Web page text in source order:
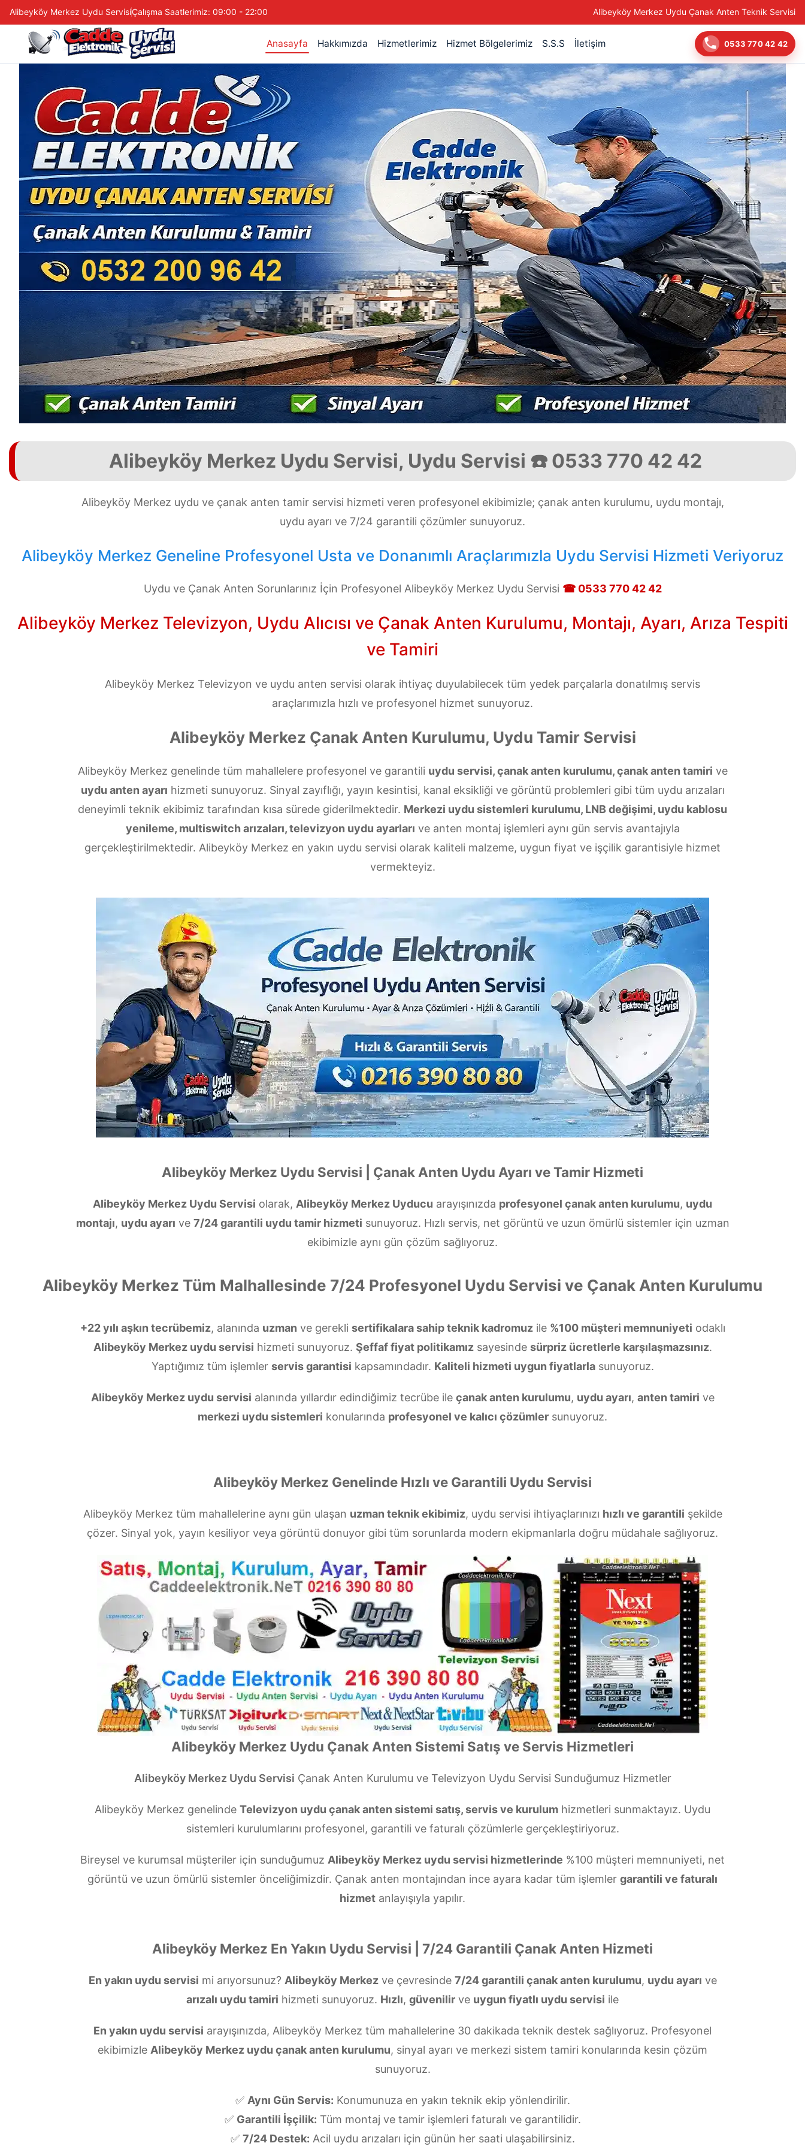
Alibeyköy Merkez Uydu ServisiÇalışma Saatlerimiz: 09:00 - 22:00 Alibeyköy Merkez Uydu Çanak Anten Teknik Servisi
Anasayfa Hakkımızda Hizmetlerimiz Hizmet Bölgelerimiz S.S.S İletişim 0533 770 42 42
Alibeyköy Merkez Uydu Servisi, Uydu Servisi ☎️ 0533 770 42 42
Alibeyköy Merkez uydu ve çanak anten tamir servisi hizmeti veren profesyonel ekibimizle; çanak anten kurulumu, uydu montajı,
uydu ayarı ve 7/24 garantili çözümler sunuyoruz.
Alibeyköy Merkez Geneline Profesyonel Usta ve Donanımlı Araçlarımızla Uydu Servisi Hizmeti Veriyoruz
Uydu ve Çanak Anten Sorunlarınız İçin Profesyonel Alibeyköy Merkez Uydu Servisi ☎ 0533 770 42 42
Alibeyköy Merkez Televizyon, Uydu Alıcısı ve Çanak Anten Kurulumu, Montajı, Ayarı, Arıza Tespiti
ve Tamiri
Alibeyköy Merkez Televizyon ve uydu anten servisi olarak ihtiyaç duyulabilecek tüm yedek parçalarla donatılmış servis
araçlarımızla hızlı ve profesyonel hizmet sunuyoruz.
Alibeyköy Merkez Çanak Anten Kurulumu, Uydu Tamir Servisi
Alibeyköy Merkez genelinde tüm mahallelere profesyonel ve garantili uydu servisi, çanak anten kurulumu, çanak anten tamiri ve
uydu anten ayarı hizmeti sunuyoruz. Sinyal zayıflığı, yayın kesintisi, kanal eksikliği ve görüntü problemleri gibi tüm uydu arızaları
deneyimli teknik ekibimiz tarafından kısa sürede giderilmektedir. Merkezi uydu sistemleri kurulumu, LNB değişimi, uydu kablosu
yenileme, multiswitch arızaları, televizyon uydu ayarları ve anten montaj işlemleri aynı gün servis avantajıyla
gerçekleştirilmektedir. Alibeyköy Merkez en yakın uydu servisi olarak kaliteli malzeme, uygun fiyat ve işçilik garantisiyle hizmet
vermekteyiz.
Alibeyköy Merkez Uydu Servisi | Çanak Anten Uydu Ayarı ve Tamir Hizmeti
Alibeyköy Merkez Uydu Servisi olarak, Alibeyköy Merkez Uyducu arayışınızda profesyonel çanak anten kurulumu, uydu
montajı, uydu ayarı ve 7/24 garantili uydu tamir hizmeti sunuyoruz. Hızlı servis, net görüntü ve uzun ömürlü sistemler için uzman
ekibimizle aynı gün çözüm sağlıyoruz.
Alibeyköy Merkez Tüm Malhallesinde 7/24 Profesyonel Uydu Servisi ve Çanak Anten Kurulumu
+22 yılı aşkın tecrübemiz, alanında uzman ve gerekli sertifikalara sahip teknik kadromuzile %100 müşteri memnuniyeti odaklı
Alibeyköy Merkez uydu servisi hizmeti sunuyoruz. Şeffaf fiyat politikamızsayesinde sürpriz ücretlerle karşılaşmazsınız.
Yaptığımız tüm işlemler servis garantisi kapsamındadır. Kaliteli hizmeti uygun fiyatlarlasunuyoruz.
Alibeyköy Merkez uydu servisi alanında yıllardır edindiğimiz tecrübe ile çanak anten kurulumu, uydu ayarı, anten tamiri ve
merkezi uydu sistemleri konularında profesyonel ve kalıcı çözümler sunuyoruz.
Alibeyköy Merkez Genelinde Hızlı ve Garantili Uydu Servisi
Alibeyköy Merkez tüm mahallelerine aynı gün ulaşan uzman teknik ekibimiz, uydu servisi ihtiyaçlarınızı hızlı ve garantili şekilde
çözer. Sinyal yok, yayın kesiliyor veya görüntü donuyor gibi tüm sorunlarda modern ekipmanlarla doğru müdahale sağlıyoruz.
Alibeyköy Merkez Uydu Çanak Anten Sistemi Satış ve Servis Hizmetleri
Alibeyköy Merkez Uydu Servisi Çanak Anten Kurulumu ve Televizyon Uydu Servisi Sunduğumuz Hizmetler
Alibeyköy Merkez genelinde Televizyon uydu çanak anten sistemi satış, servis ve kurulum hizmetleri sunmaktayız. Uydu
sistemleri kurulumlarını profesyonel, garantili ve faturalı çözümlerle gerçekleştiriyoruz.
Bireysel ve kurumsal müşteriler için sunduğumuz Alibeyköy Merkez uydu servisi hizmetlerinde %100 müşteri memnuniyeti, net
görüntü ve uzun ömürlü sistemler önceliğimizdir. Çanak anten montajından ince ayara kadar tüm işlemler garantili ve faturalı
hizmet anlayışıyla yapılır.
Alibeyköy Merkez En Yakın Uydu Servisi | 7/24 Garantili Çanak Anten Hizmeti
En yakın uydu servisi mi arıyorsunuz? Alibeyköy Merkezve çevresinde 7/24 garantili çanak anten kurulumu, uydu ayarı ve
arızalı uydu tamiri hizmeti sunuyoruz. Hızlı, güvenilir ve uygun fiyatlı uydu servisi ile
En yakın uydu servisi arayışınızda, Alibeyköy Merkez tüm mahallelerine 30 dakikada teknik destek sağlıyoruz. Profesyonel
ekibimizle Alibeyköy Merkez uydu çanak anten kurulumu, sinyal ayarı ve merkezi sistem tamiri konularında kesin çözüm
sunuyoruz.
✅ Aynı Gün Servis: Konumunuza en yakın teknik ekip yönlendirilir.
✅ Garantili İşçilik: Tüm montaj ve tamir işlemleri faturalı ve garantilidir.
✅ 7/24 Destek: Acil uydu arızaları için günün her saati ulaşabilirsiniz.